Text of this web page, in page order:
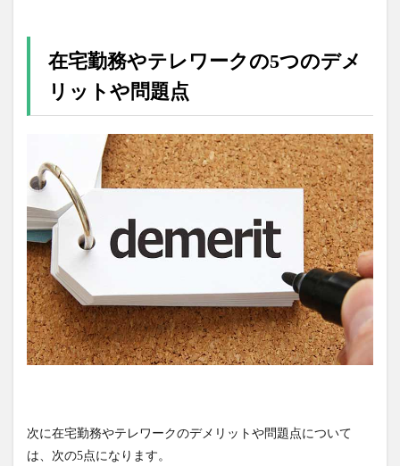
在宅勤務やテレワークの5つのデメ
リットや問題点
次に在宅勤務やテレワークのデメリットや問題点について
は、次の5点になります。